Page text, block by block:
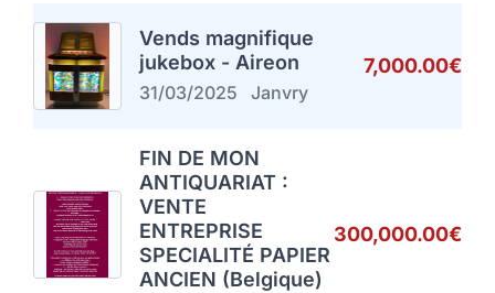
Vends magnifique
jukebox - Aireon
31/03/2025 Janvry
7,000.00€
FIN DE MON
ANTIQUARIAT :
VENTE
ENTREPRISE
SPECIALITÉ PAPIER
ANCIEN (Belgique)
300,000.00€